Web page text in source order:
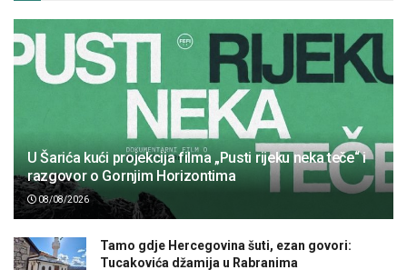
U Šarića kući projekcija filma „Pusti rijeku neka teče“ i
razgovor o Gornjim Horizontima
08/08/2026
Tamo gdje Hercegovina šuti, ezan govori:
Tucakovića džamija u Rabranima